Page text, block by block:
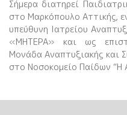
Σήμερα διατηρεί
στο Μαρκόπουλο Αττικής,
υπεύθυνη Ιατρείου
«ΜΗΤΕΡΑ» και ως
Μονάδα Αναπτυξιακής και
στο Νοσοκομείο Παίδων “Η